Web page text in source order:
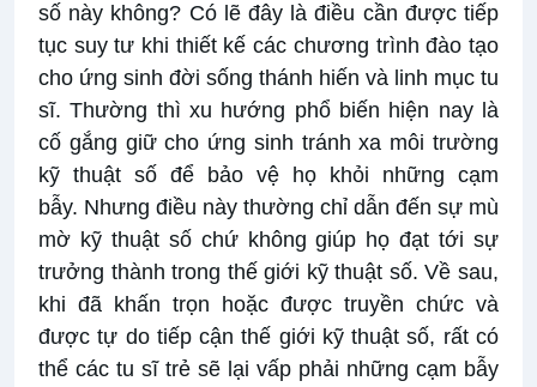
số này không? Có lẽ đây là điều cần được tiếp
tục suy tư khi thiết kế các chương trình đào tạo
cho ứng sinh đời sống thánh hiến và linh mục tu
sĩ. Thường thì xu hướng phổ biến hiện nay là
cố gắng giữ cho ứng sinh tránh xa môi trường
kỹ thuật số để bảo vệ họ khỏi những cạm
bẫy. Nhưng điều này thường chỉ dẫn đến sự mù
mờ kỹ thuật số chứ không giúp họ đạt tới sự
trưởng thành trong thế giới kỹ thuật số. Về sau,
khi đã khấn trọn hoặc được truyền chức và
được tự do tiếp cận thế giới kỹ thuật số, rất có
thể các tu sĩ trẻ sẽ lại vấp phải những cạm bẫy